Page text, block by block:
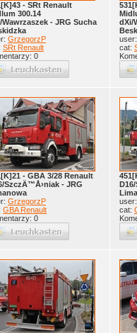
- SRt Renault
300.14
Wawrzaszek - JRG Sucha
GrzegorzP
SRt Renault
0
dXi/
cat:
- GBA 3/28 Renault
SzczÄ™Å›niak - JRG
GrzegorzP
GBA Renault
0
cat: